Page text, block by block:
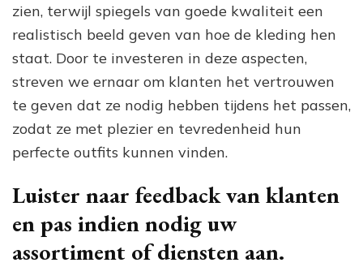
zien, terwijl spiegels van goede kwaliteit een
realistisch beeld geven van hoe de kleding hen
staat. Door te investeren in deze aspecten,
streven we ernaar om klanten het vertrouwen
te geven dat ze nodig hebben tijdens het passen,
zodat ze met plezier en tevredenheid hun
perfecte outfits kunnen vinden.
Luister naar feedback van klanten
en pas indien nodig uw
assortiment of diensten aan.